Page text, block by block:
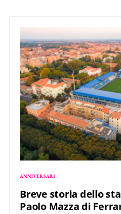
ANNIVERSARI
Breve storia dello
Paolo Mazza di